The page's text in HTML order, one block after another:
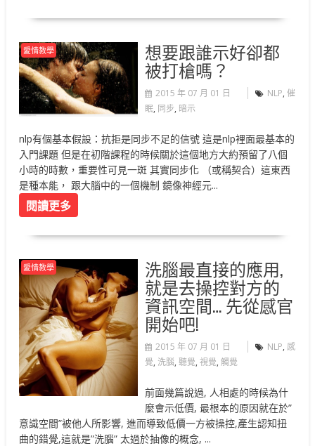
愛情教學 想要跟誰示好卻都
被打槍嗎？
2015 年 07 月 01 日 NLP,催
眠, 同步, 暗示
nlp有個基本假設：抗拒是同步不足的信號 這是nlp裡面最基本的
入門課題 但是在初階課程的時候關於這個地方大約預留了八個
小時的時數，重要性可見一斑 其實同步化 （或稱契合）這東西
是種本能， 跟大腦中的一個機制 鏡像神經元...
閱讀更多
愛情教學 洗腦最直接的應用,
就是去操控對方的
資訊空間… 先從感官
開始吧!
2015 年 07 月 01 日 NLP,感
覺, 洗腦,聽覺,視覺,觸覺
前面幾篇說過, 人相處的時候為什
麼會示低價, 最根本的原因就在於”
意識空間”被他人所影響, 進而導致低價一方被操控,產生認知扭
曲的錯覺,這就是”洗腦” 太過於抽像的概念, ...